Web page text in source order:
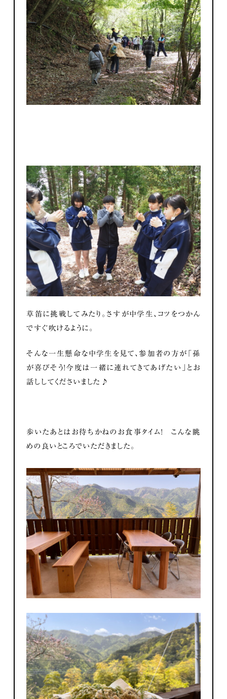
草笛に挑戦してみたり。さすが中学生、コツをつかん
ですぐ吹けるように。
そんな一生懸命な中学生を見て、参加者の方が「孫
が喜びそう！今度は一緒に連れてきてあげたい」とお
話ししてくださいました♪
歩いたあとはお待ちかねのお食事タイム！ こんな眺
めの良いところでいただきました。